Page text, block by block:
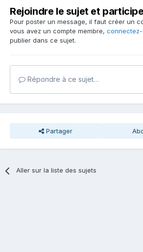
Rejoindre le sujet et
Pour poster un message, il faut créer un
vous avez un compte membre,
publier dans ce sujet.
Répondre à ce sujet…
Partager
Aller sur la liste des sujets